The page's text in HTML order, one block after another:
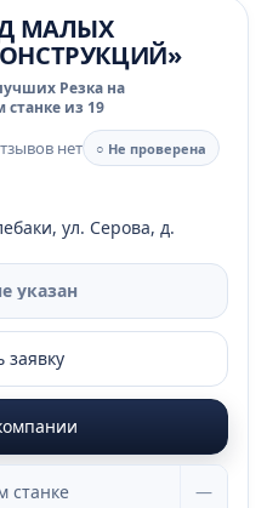
МАЛЫХ
Резка на
из 19
нет
○ Не проверена
ул. Серова, д.
указан
заявку
станке —